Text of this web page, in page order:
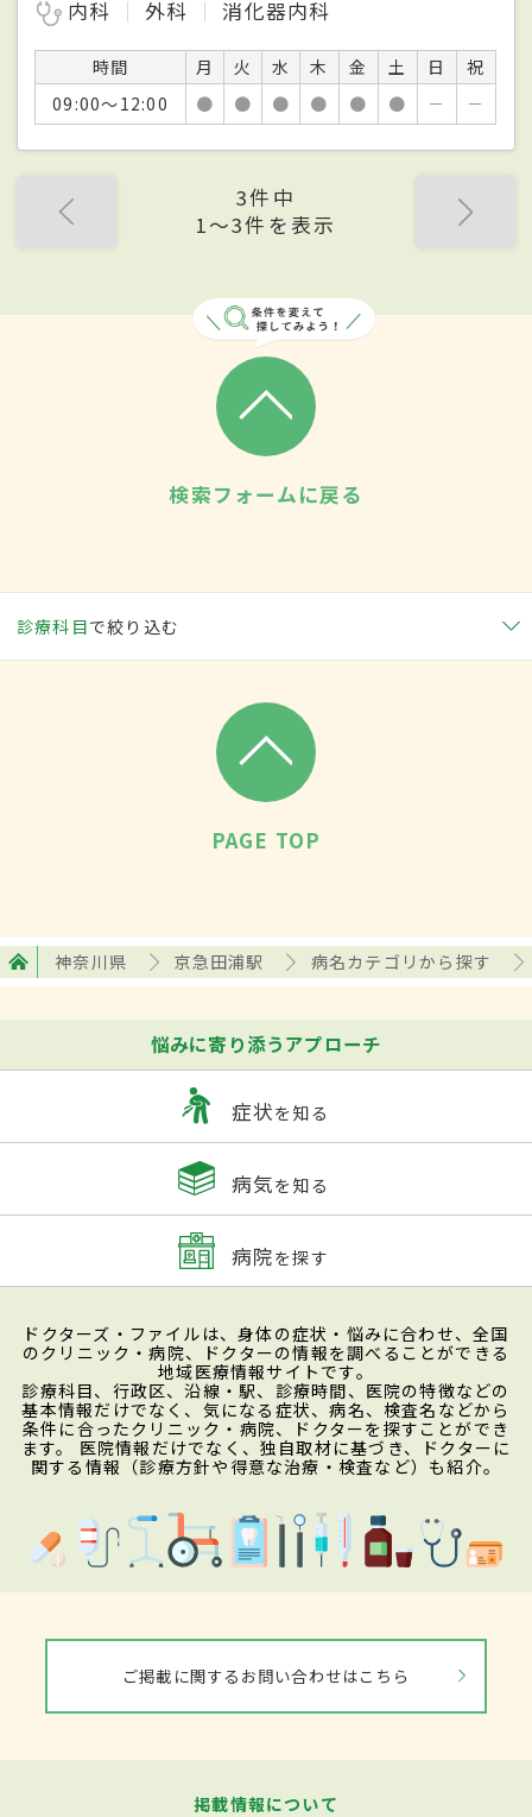
内科 外科 消化器内科
時間 月 火 水 木 金 土 日
祝
09:00～12:00
● ● ● ● ● ● － －
3件中
1〜3件を表示
検索フォームに戻る
診療科目で絞り込む
PAGE TOP
神奈川県 京急田浦駅 病名カテゴリから探す
悩みに寄り添うアプローチ
症状を知る
病気を知る
病院を探す
ドクターズ・ファイルは、身体の症状・悩みに合わせ、全国
のクリニック・病院、ドクターの情報を調べることができる
地域医療情報サイトです。
診療科目、行政区、沿線・駅、診療時間、医院の特徴などの
基本情報だけでなく、気になる症状、病名、検査名などから
条件に合ったクリニック・病院、ドクターを探すことができ
ます。 医院情報だけでなく、独自取材に基づき、ドクターに
関する情報（診療方針や得意な治療・検査など）も紹介。
ご掲載に関するお問い合わせはこちら
掲載情報について